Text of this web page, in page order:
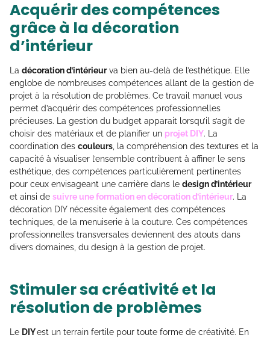
Acquérir des compétences
grâce à la décoration
d’intérieur
La décoration d’intérieurva bien au-delà de l’esthétique. Elle
englobe de nombreuses compétences allant de la gestion de
projet à la résolution de problèmes. Ce travail manuel vous
permet d’acquérir des compétences professionnelles
précieuses. La gestion du budget apparait lorsqu’il s’agit de
choisir des matériaux et de planifier un projet DIY. La
coordination des couleurs, la compréhension des textures et la
capacité à visualiser l’ensemble contribuent à affiner le sens
esthétique, des compétences particulièrement pertinentes
pour ceux envisageant une carrière dans le design d’intérieur
et ainsi de suivre une formation en décoration d’intérieur. La
décoration DIY nécessite également des compétences
techniques, de la menuiserie à la couture. Ces compétences
professionnelles transversales deviennent des atouts dans
divers domaines, du design à la gestion de projet.
Stimuler sa créativité et la
résolution de problèmes
Le DIYest un terrain fertile pour toute forme de créativité. En